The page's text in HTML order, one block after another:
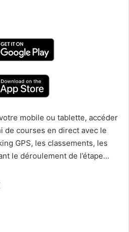
mobile ou tablette, accéder
de courses en direct avec le
GPS, les classements, les
le déroulement de l’étape…